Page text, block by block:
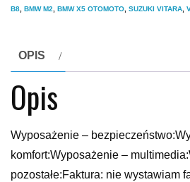
B8, BMW M2, BMW X5 OTOMOTO, SUZUKI VITARA,
OPIS
Opis
Wyposażenie –
komfort:Wyposażenie –
pozostałe:Faktura: nie wystawiam